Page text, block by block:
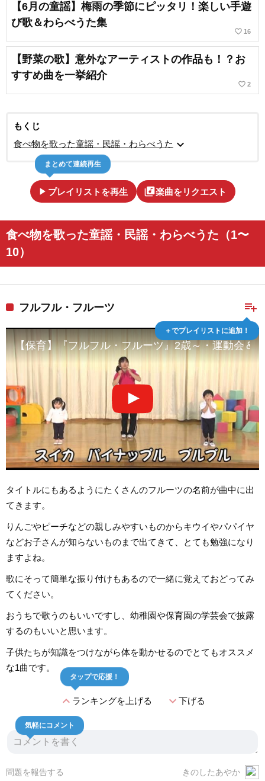
【6月の童謡】梅雨の季節にピッタリ！楽しい手遊
び歌＆わらべうた集
favorite_border 16
【野菜の歌】意外なアーティストの作品も！？お
すすめ曲を一挙紹介
favorite_border 2
もくじ
食べ物を歌った童謡・民謡・わらべうた expand_more
play_arrow プレイリストを再生
まとめて連続再生
library_music楽曲をリクエスト
食べ物を歌った童謡・民謡・わらべうた（1〜
10）
playlist_add
＋でプレイリストに追加！
フルフル・フルーツ
【保育】『フルフル・フルーツ』2歳～・運動会＆
タイトルにもあるようにたくさんのフルーツの名前が曲中に出
てきます。
りんごやピーチなどの親しみやすいものからキウイやパパイヤ
などお子さんが知らないものまで出てきて、とても勉強になり
ますよね。
歌にそって簡単な振り付けもあるので一緒に覚えておどってみ
てください。
おうちで歌うのもいいですし、幼稚園や保育園の学芸会で披露
するのもいいと思います。
子供たちが知識をつけながら体を動かせるのでとてもオススメ
な1曲です。
expand_lessランキングを上げる
タップで応援！
expand_more下げる
気軽にコメント
きのしたあやか
問題を報告する